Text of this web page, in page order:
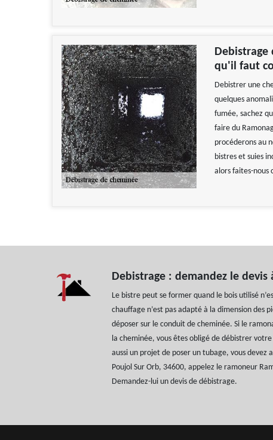
Debistrage
qu'il faut
Debistrer une
quelques
fumée, sachez
faire du
procéderons au
bistres et suies
alors faites-nous
Debistrage : demandez le devis
Le bistre peut se former quand le bois utilisé
chauffage n’est pas adapté à la dimension des
déposer sur le conduit de cheminée. Si le
la cheminée, vous êtes obligé de débistrer
aussi un projet de poser un tubage, vous devez
Poujol Sur Orb, 34600, appelez le ramoneur
Demandez-lui un devis de débistrage.